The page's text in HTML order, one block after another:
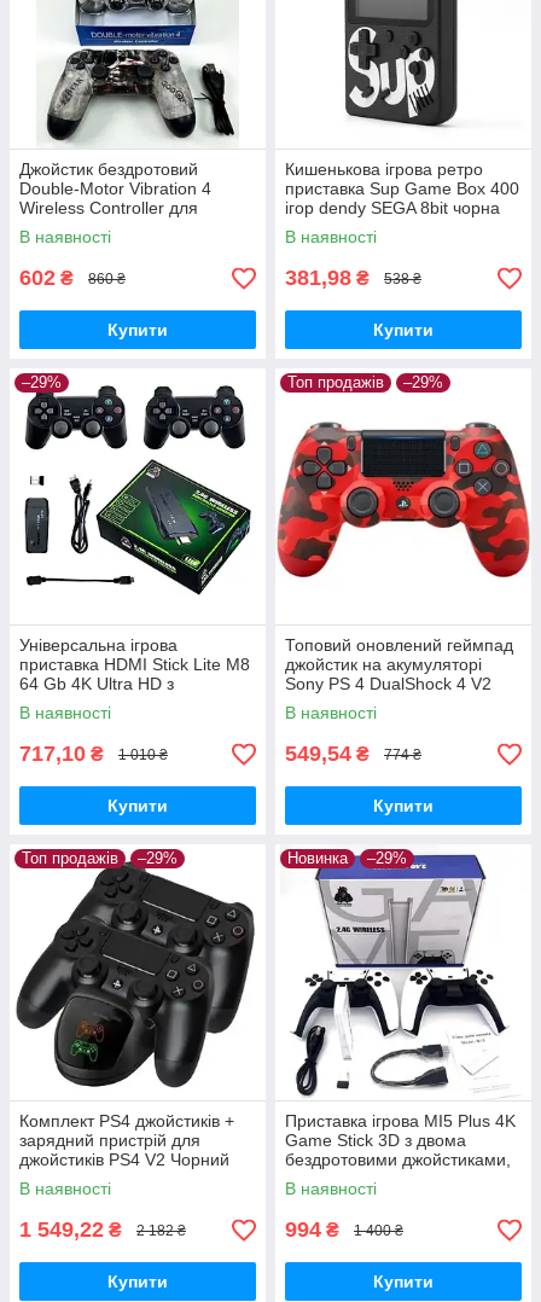
Джойстик бездротовий
Double-Motor Vibration 4
Wireless Controller для
PS4/PC God of War
В наявності
602 ₴ 860 ₴
Купити
Кишенькова ігрова ретро
приставка Sup Game Box 400
ігор dendy SEGA 8bit чорна
В наявності
381,98 ₴ 538 ₴
Купити
–29%
Універсальна ігрова
приставка HDMI Stick Lite M8
64 Gb 4K Ultra HD з
бездротовими джойстиками
10000 ігор
В наявності
717,10 ₴ 1 010 ₴
Купити
Топ продажів –29%
Топовий оновлений геймпад
джойстик на акумуляторі
Sony PS 4 DualShock 4 V2
Wireless Controller RED
В наявності
549,54 ₴ 774 ₴
Купити
Топ продажів –29%
Комплект PS4 джойстиків +
зарядний пристрій для
джойстиків PS4 V2 Чорний
В наявності
1 549,22 ₴ 2 182 ₴
Купити
Новинка –29%
Приставка ігрова MI5 Plus 4K
Game Stick 3D з двома
бездротовими джойстиками,
64 Гб
В наявності
994 ₴ 1 400 ₴
Купити